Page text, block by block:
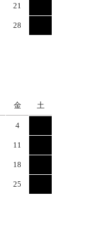
21
28
金 土
4
11
18
25